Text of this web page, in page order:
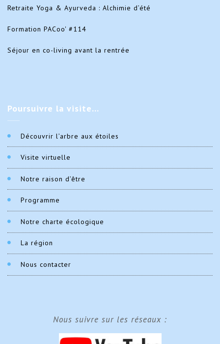
Retraite Yoga & Ayurveda : Alchimie d’été
Formation PACoo' #114
Séjour en co-living avant la rentrée
Poursuivre la visite…
Découvrir l’arbre aux étoiles
Visite virtuelle
Notre raison d’être
Programme
Notre charte écologique
La région
Nous contacter
Nous suivre sur les réseaux :